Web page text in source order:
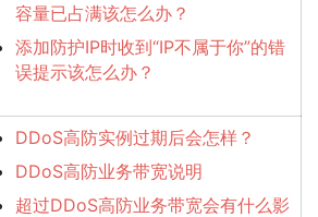
容量已占满该怎么办？
添加防护IP时收到“IP不属于你”的错
误提示该怎么办？
DDoS高防实例过期后会怎样？
DDoS高防业务带宽说明
超过DDoS高防业务带宽会有什么影